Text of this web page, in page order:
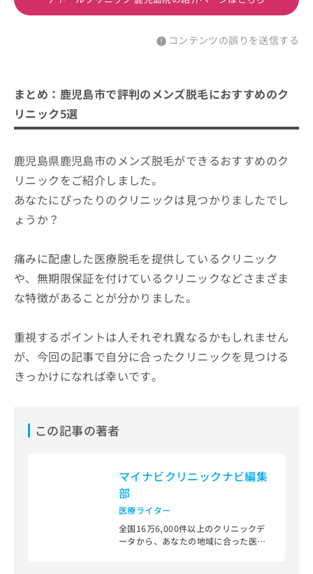
コンテンツの誤りを送信する
まとめ：鹿児島市で評判のメンズ脱毛におすすめのク
リニック5選
鹿児島県鹿児島市のメンズ脱毛ができるおすすめのク
リニックをご紹介しました。
あなたにぴったりのクリニックは見つかりましたでし
ょうか？
痛みに配慮した医療脱毛を提供しているクリニック
や、無期限保証を付けているクリニックなどさまざま
な特徴があることが分かりました。
重視するポイントは人それぞれ異なるかもしれません
が、今回の記事で自分に合ったクリニックを見つける
きっかけになれば幸いです。
この記事の著者
マイナビクリニックナビ編集
部
医療ライター
全国16万6,000件以上のクリニックデ
ータから、あなたの地域に合った医療